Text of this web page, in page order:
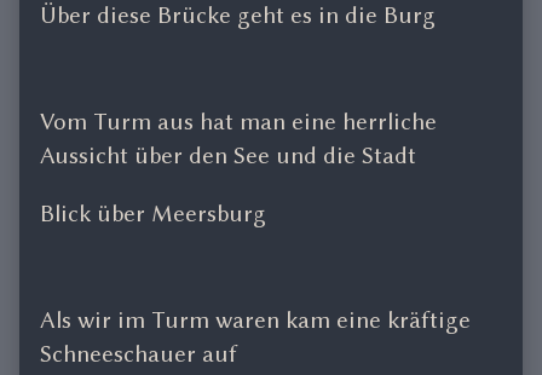
Über diese Brücke geht es in die Burg
Vom Turm aus hat man eine herrliche
Aussicht über den See und die Stadt
Blick über Meersburg
Als wir im Turm waren kam eine kräftige
Schneeschauer auf